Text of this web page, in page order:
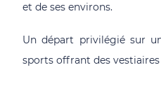
et de ses environs.
Un départ privilégié sur
sports offrant des vestiaires